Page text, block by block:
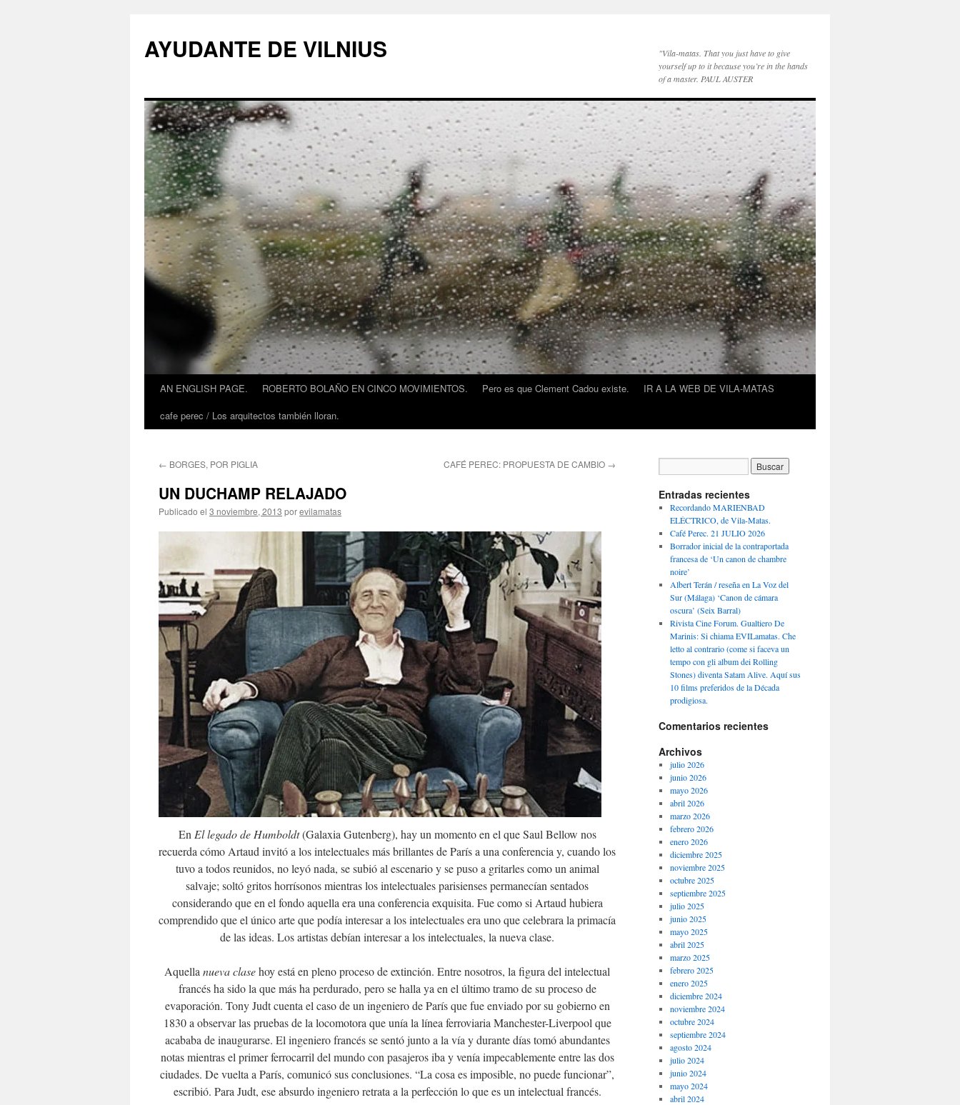
AYUDANTE DE VILNIUS
"Vila-matas. That you just have to give
yourself up to it because you’re in the hands
of a master. PAUL AUSTER
AN ENGLISH PAGE. ROBERTO BOLAÑO EN CINCO MOVIMIENTOS. Pero es que Clement Cadou existe.
IR A LA WEB DE VILA-MATAS
cafe perec / Los arquitectos también lloran.
← BORGES, POR PIGLIA CAFÉ PEREC: PROPUESTA DE CAMBIO →
UN DUCHAMP RELAJADO
Publicado el 3 noviembre, 2013 porevilamatas
En El legado de Humboldt(Galaxia Gutenberg), hay un momento en el que Saul Bellow nos
recuerda cómo Artaud invitó a los intelectuales más brillantes de París a una conferencia y, cuando los
tuvo a todos reunidos, no leyó nada, se subió al escenario y se puso a gritarles como un animal
salvaje; soltó gritos horrísonos mientras los intelectuales parisienses permanecían sentados
considerando que en el fondo aquella era una conferencia exquisita. Fue como si Artaud hubiera
comprendido que el único arte que podía interesar a los intelectuales era uno que celebrara la primacía
de las ideas. Los artistas debían interesar a los intelectuales, la nueva clase.
Aquella nueva clasehoy está en pleno proceso de extinción. Entre nosotros, la figura del intelectual
francés ha sido la que más ha perdurado, pero se halla ya en el último tramo de su proceso de
evaporación. Tony Judt cuenta el caso de un ingeniero de París que fue enviado por su gobierno en
1830 a observar las pruebas de la locomotora que unía la línea ferroviaria Manchester-Liverpool que
acababa de inaugurarse. El ingeniero francés se sentó junto a la vía y durante días tomó abundantes
notas mientras el primer ferrocarril del mundo con pasajeros iba y venía impecablemente entre las dos
ciudades. De vuelta a París, comunicó sus conclusiones. “La cosa es imposible, no puede funcionar”,
escribió. Para Judt, ese absurdo ingeniero retrata a la perfección lo que es un intelectual francés.
Entradas recientes
Recordando MARIENBAD
ELÉCTRICO, de Vila-Matas.
Café Perec. 21 JULIO 2026
Borrador inicial de la contraportada
francesa de ‘Un canon de chambre
noire’
Albert Terán / reseña en La Voz del
Sur (Málaga) ‘Canon de cámara
oscura’ (Seix Barral)
Rivista Cine Forum. Gualtiero De
Marinis: Si chiama EVILamatas. Che
letto al contrario (come si faceva un
tempo con gli album dei Rolling
Stones) diventa Satam Alive. Aquí sus
10 films preferidos de la Década
prodigiosa.
Comentarios recientes
Archivos
julio 2026
junio 2026
mayo 2026
abril 2026
marzo 2026
febrero 2026
enero 2026
diciembre 2025
noviembre 2025
octubre 2025
septiembre 2025
julio 2025
junio 2025
mayo 2025
abril 2025
marzo 2025
febrero 2025
enero 2025
diciembre 2024
noviembre 2024
octubre 2024
septiembre 2024
agosto 2024
julio 2024
junio 2024
mayo 2024
abril 2024